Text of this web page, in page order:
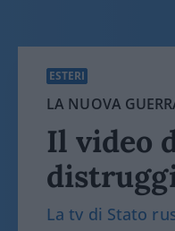
ESTERI
LA NUOVA
Il video
La tv di Stato